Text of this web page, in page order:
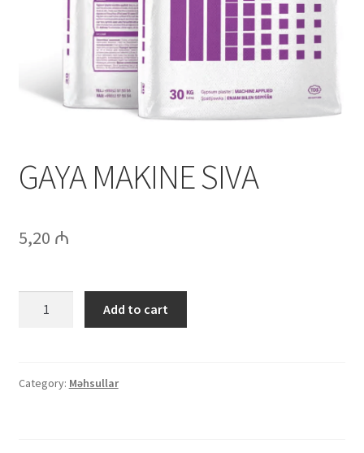
GAYA MAKINE SIVA
5,20 ₼
Add to cart
Category: Məhsullar